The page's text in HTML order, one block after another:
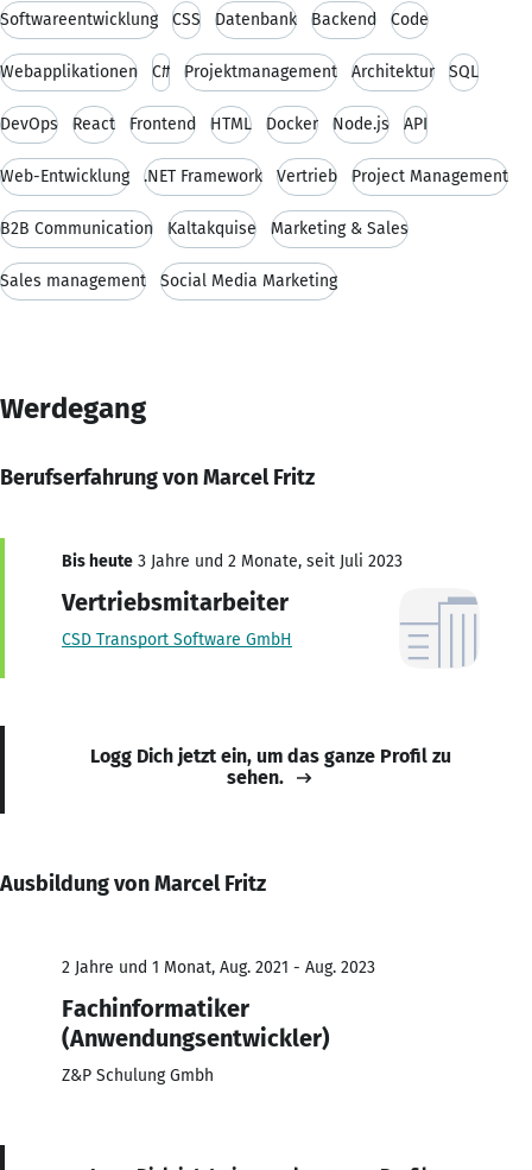
Softwareentwicklung CSS Datenbank Backend Code
Webapplikationen C# Projektmanagement Architektur SQL
DevOps React Frontend HTML Docker Node.js API
Web-Entwicklung .NET Framework Vertrieb Project Management
B2B Communication Kaltakquise Marketing & Sales
Sales management Social Media Marketing
Werdegang
Berufserfahrung von Marcel Fritz
Bis heute 3 Jahre und 2 Monate, seit Juli 2023
Vertriebsmitarbeiter
CSD Transport Software GmbH
Logg Dich jetzt ein, um das ganze Profil zu
sehen.
Ausbildung von Marcel Fritz
2 Jahre und 1 Monat, Aug. 2021 - Aug. 2023
Fachinformatiker
(Anwendungsentwickler)
Z&P Schulung Gmbh